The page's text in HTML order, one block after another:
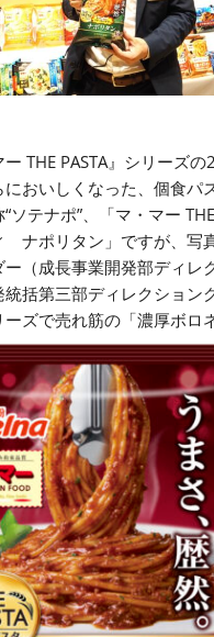
THE PASTA』シリーズ
おいしくなった、個食パ
ソテナポ”、「マ・マー
ナポリタン」ですが、写
ー（成長事業開発部ディレ
括第三部ディレクション
ズで売れ筋の「濃厚ボロ